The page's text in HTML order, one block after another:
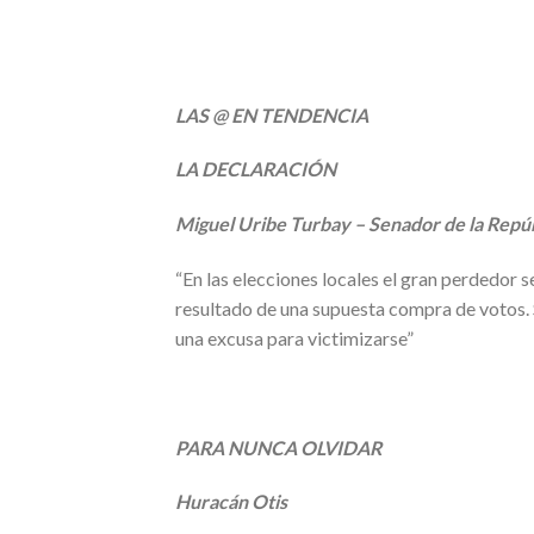
LAS @ EN TENDENCIA
LA DECLARACIÓN
Miguel Uribe Turbay – Senador de la
“En las elecciones locales el gran perdedor
resultado de una supuesta compra de
una excusa para victimizarse”
PARA NUNCA OLVIDAR
Huracán Otis